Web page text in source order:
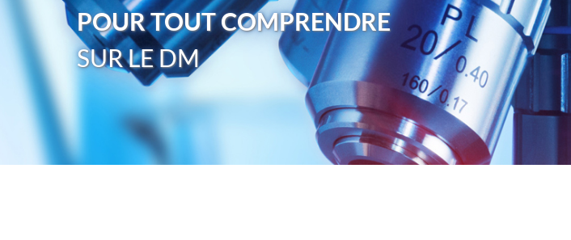
POUR TOUT COMPRENDRE
SUR LE DM